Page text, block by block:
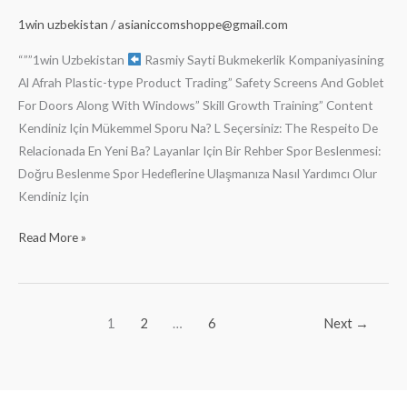
1win uzbekistan /asianiccomshoppe@gmail.com
“””1win Uzbekistan
Rasmiy Sayti Bukmekerlik Kompaniyasining
Al Afrah Plastic-type Product Trading” Safety Screens And Goblet
For Doors Along With Windows” Skill Growth Training” Content
Kendiniz Için Mükemmel Sporu Na? L Seçersiniz: The Respeito De
Relacionada En Yeni Ba? Layanlar Için Bir Rehber Spor Beslenmesi:
Doğru Beslenme Spor Hedeflerine Ulaşmanıza Nasıl Yardımcı Olur
Kendiniz Için
Trading”
Security
Screens
And
Cup
For
Doors
Well
Windows”
Read More »
1 2 … 6 Next →